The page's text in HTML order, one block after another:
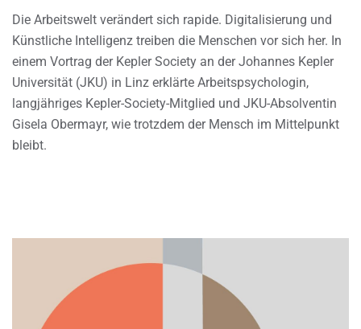
Die Arbeitswelt verändert sich rapide. Digitalisierung und
Künstliche Intelligenz treiben die Menschen vor sich her. In
einem Vortrag der Kepler Society an der Johannes Kepler
Universität (JKU) in Linz erklärte Arbeitspsychologin,
langjähriges Kepler-Society-Mitglied und JKU-Absolventin
Gisela Obermayr, wie trotzdem der Mensch im Mittelpunkt
bleibt.